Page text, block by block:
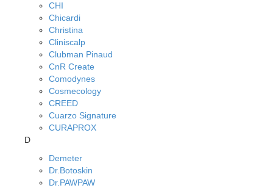
CHI
Chicardi
Christina
Cliniscalp
Clubman Pinaud
CnR Create
Comodynes
Cosmecology
CREED
Cuarzo Signature
CURAPROX
D
Demeter
Dr.Botoskin
Dr.PAWPAW